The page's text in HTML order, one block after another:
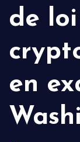
de loi
en